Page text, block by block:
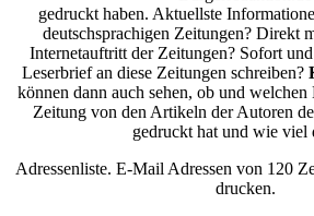
gedruckt haben. Aktuellste
deutschsprachigen Zeitungen? Direkt
Internetauftritt der Zeitungen? Sofort
Leserbrief an diese Zeitungen schreiben?
können dann auch sehen, ob und
Zeitung von den Artikeln der Autoren
gedruckt hat und wie viel
Adressenliste. E-Mail Adressen von 120
drucken.